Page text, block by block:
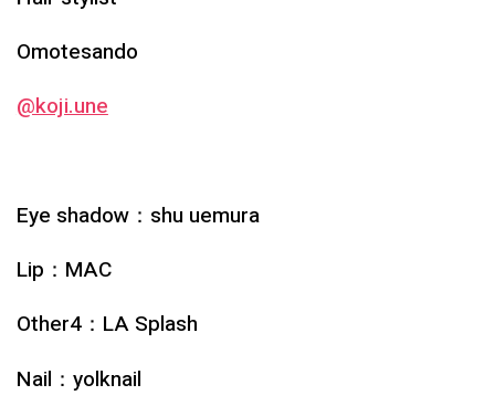
Omotesando
@koji.une
Eye shadow：shu uemura
Lip：MAC
Other4：LA Splash
Nail：yolknail